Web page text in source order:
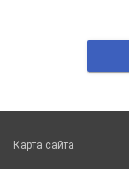
Карта сайта